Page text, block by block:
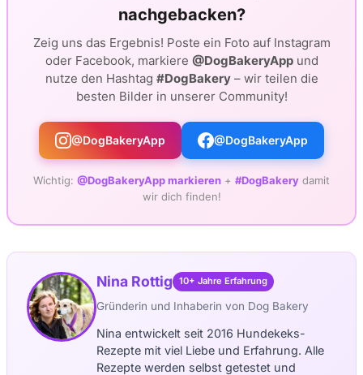
nachgebacken?
Zeig uns das Ergebnis! Poste ein Foto auf Instagram
oder Facebook, markiere @DogBakeryAppund
nutze den Hashtag #DogBakery– wir teilen die
besten Bilder in unserer Community!
@DogBakeryApp @DogBakeryApp
Wichtig: @DogBakeryApp markieren + #DogBakery damit
wir dich finden!
Nina Rottig 10+ Jahre Erfahrung
Gründerin und Inhaberin von Dog Bakery
Nina entwickelt seit 2016 Hundekeks-
Rezepte mit viel Liebe und Erfahrung. Alle
Rezepte werden selbst getestet und